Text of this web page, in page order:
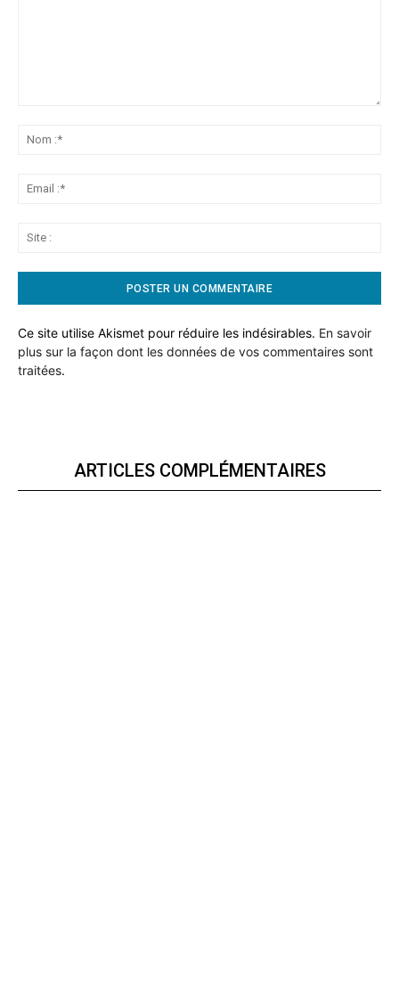
Ce site utilise Akismet pour réduire les indésirables. En savoir
plus sur la façon dont les données de vos commentaires sont
traitées.
ARTICLES COMPLÉMENTAIRES